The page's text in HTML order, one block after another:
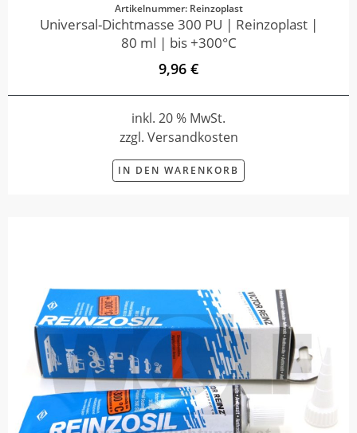
Artikelnummer: Reinzoplast
Universal-Dichtmasse 300 PU | Reinzoplast |
80 ml | bis +300°C
9,96 €
inkl. 20 % MwSt.
zzgl. Versandkosten
IN DEN WARENKORB